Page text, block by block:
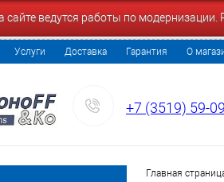
сайте ведутся работы по
Услуги Доставка Гарантия О
+7 (3519) 59-
Главная